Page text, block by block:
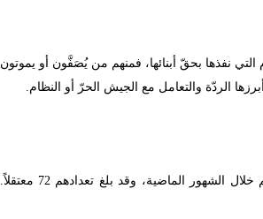
نفذها بحقّ أبنائها، فمنهم من يُصَفَّون أو يموتون
الردّة والتعامل مع الجيش الحرّ أو النظام.
قام تنظيم الدولة الإسلامية (داعش) خلال الفترة الماضية بنشر قائمةٍ بأسماء معتقلين سابقين تمّ إعدامهم خلال الشهور الماضية، وقد بلغ تعدادهم 72 معتقلاً.